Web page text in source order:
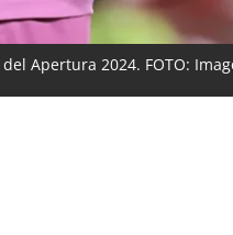
Apertura 2024. FOTO: